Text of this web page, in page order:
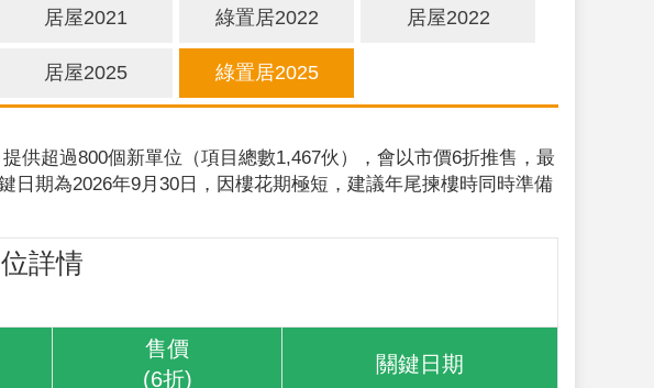
居屋2021 綠置居2022 居屋2022
居屋2025 綠置居2025
供超過800個新單位（項目總數1,467伙），會以市價6折推售，最
日期為2026年9月30日，因樓花期極短，建議年尾揀樓時同時準備
詳情
售價
(6折)
關鍵日期